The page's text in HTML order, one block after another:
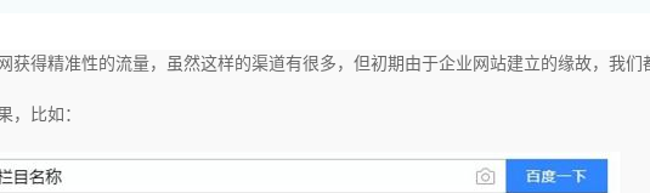
得精准性的流量，虽然这样的渠道有很多，但初期由于企业网站建立的缘故，我们
比如：